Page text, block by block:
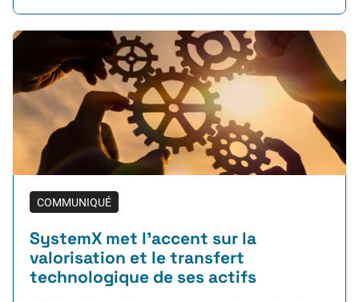
déjà défini les…
COMMUNIQUÉ
SystemX met l’accent sur la
valorisation et le transfert
technologique de ses actifs